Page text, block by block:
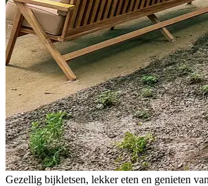
Gezellig bijkletsen, lekker eten en genieten